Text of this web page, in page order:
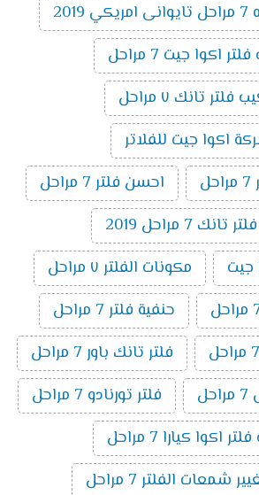
اكوا جيت 7 مراحل
فلتر تانك ٧ مراحل
اكوا جيت للفلاتر
احسن فلتر 7 مراحل
7 مراحل 2019
جيت
مكونات الفلتر ٧ مراحل
حنفية فلتر 7 مراحل
فلتر تانك باور 7 مراحل
فلتر تورنادو 7 مراحل
اكوا كيارا 7 مراحل
شمعات الفلتر 7 مراحل